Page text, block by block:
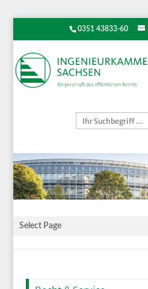
0351 43833-60
Select Page